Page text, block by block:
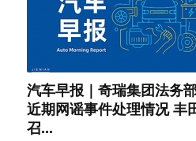
汽车早报｜奇瑞集团法务
近期网谣事件处理情况 丰
召...